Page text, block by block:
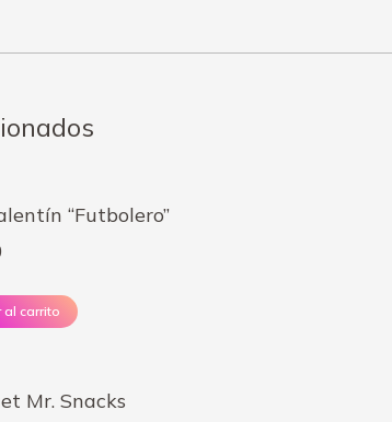
“Futbolero”
al carrito
Mr. Snacks